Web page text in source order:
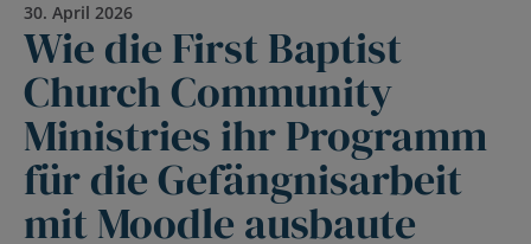
30. April 2026
Wie die First Baptist
Church Community
Ministries ihr Programm
für die Gefängnisarbeit
mit Moodle ausbaute